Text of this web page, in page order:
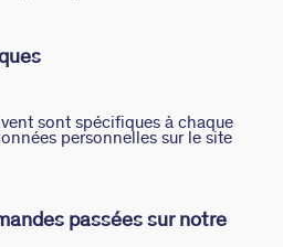
sont spécifiques à chaque
personnelles sur le site
passées sur notre